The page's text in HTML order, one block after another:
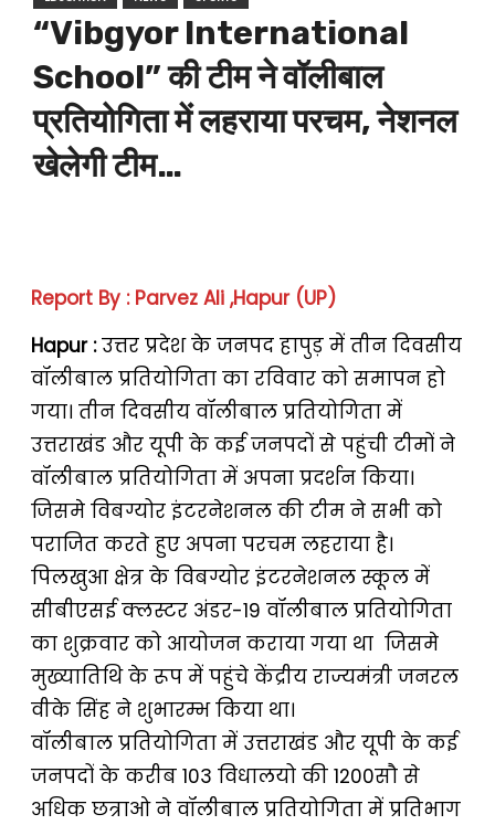
“Vibgyor International
School” की टीम ने वॉलीबाल
प्रतियोगिता में लहराया परचम, नेशनल
खेलेगी टीम…
Report By : Parvez Ali ,Hapur (UP)
Hapur :उत्तर प्रदेश के जनपद हापुड़ में तीन दिवसीय
वॉलीबाल प्रतियोगिता का रविवार को समापन हो
गया। तीन दिवसीय वॉलीबाल प्रतियोगिता में
उत्तराखंड और यूपी के कई जनपदों से पहुंची टीमों ने
वॉलीबाल प्रतियोगिता में अपना प्रदर्शन किया।
जिसमे विबग्योर इंटरनेशनल की टीम ने सभी को
पराजित करते हुए अपना परचम लहराया है।
पिलखुआ क्षेत्र के विबग्योर इंटरनेशनल स्कूल में
सीबीएसई क्लस्टर अंडर-19 वॉलीबाल प्रतियोगिता
का शुक्रवार को आयोजन कराया गया था जिसमे
मुख्यातिथि के रूप में पहुंचे केंद्रीय राज्यमंत्री जनरल
वीके सिंह ने शुभारम्भ किया था।
वॉलीबाल प्रतियोगिता में उत्तराखंड और यूपी के कई
जनपदों के करीब 103 विधालयो की 1200सौ से
अधिक छत्राओ ने वॉलीबाल प्रतियोगिता में प्रतिभाग